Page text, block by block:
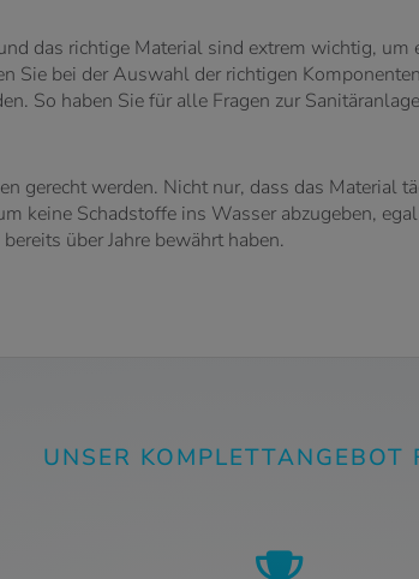
das richtige Material sind extrem wichtig,
Sie bei der Auswahl der richtigen
So haben Sie für alle Fragen zur
gerecht werden. Nicht nur, dass das Material
keine Schadstoffe ins Wasser abzugeben,
über Jahre bewährt haben.
UNSER KOMPLETTANGEBOT